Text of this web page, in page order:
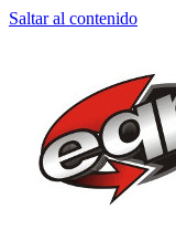
Saltar al contenido